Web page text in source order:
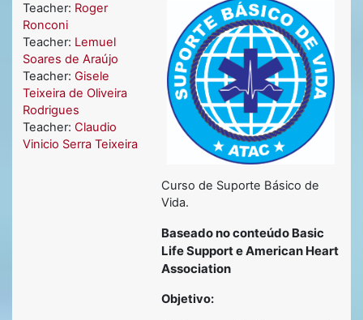
Curso de Suporte Básico de
Vida.
Baseado no conteúdo Basic
Life Support e American Heart
Association
Objetivo:
Teacher: Roger
Ronconi
Teacher: Lemuel
Soares de Araújo
Teacher: Gisele
Teixeira de Oliveira
Rodrigues
Teacher: Claudio
Vinicio Serra Teixeira